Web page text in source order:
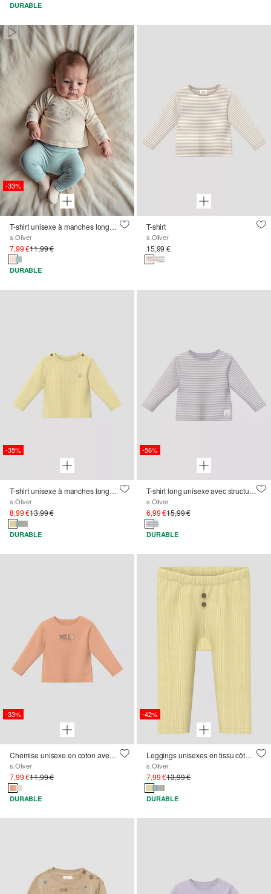
DURABLE
Paused • Muted
-33%
T-shirt unisexe à manches longues avec impression sur le devant
s.Oliver
7,99 €11,99 €
DURABLE
T-shirt
s.Oliver
15,99 €
-35%
T-shirt unisexe à manches longues avec structure côtelée et broderie
s.Oliver
8,99 €13,99 €
DURABLE
-56%
T-shirt long unisexe avec structure côtelée
s.Oliver
6,99 €15,99 €
DURABLE
-33%
Chemise unisexe en coton avec impression sur le devant
s.Oliver
7,99 €11,99 €
DURABLE
-42%
Leggings unisexes en tissu côtelé avec boutons décoratifs
s.Oliver
7,99 €13,99 €
DURABLE